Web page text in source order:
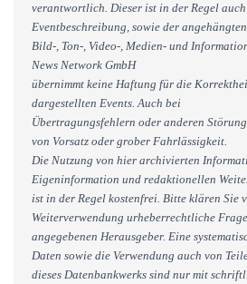
verantwortlich. Dieser ist in der Regel
Eventbeschreibung, sowie der angehängten
Bild-, Ton-, Video-, Medien- und
News Network GmbH
übernimmt keine Haftung für die
dargestellten Events. Auch bei
Übertragungsfehlern oder anderen
von Vorsatz oder grober Fahrlässigkeit.
Die Nutzung von hier archivierten
Eigeninformation und redaktionellen
ist in der Regel kostenfrei. Bitte klären Sie
Weiterverwendung urheberrechtliche
angegebenen Herausgeber. Eine
Daten sowie die Verwendung auch von
dieses Datenbankwerks sind nur mit